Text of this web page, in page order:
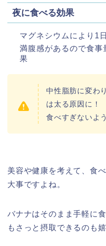
夜に食べる効果
マグネシウムにより1
満腹感があるので食事
果
中性脂肪に変わ
は太る原因に！
食べすぎないよ
美容や健康を考えて、食
大事ですよね。
バナナはそのまま手軽に
もさっと摂取できるのも